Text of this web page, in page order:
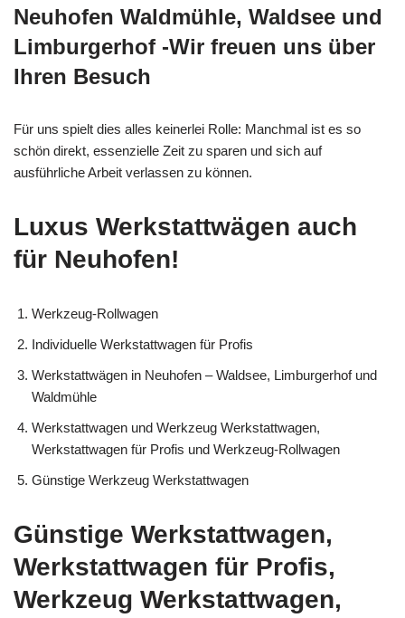
Neuhofen Waldmühle, Waldsee und
Limburgerhof -Wir freuen uns über
Ihren Besuch
Für uns spielt dies alles keinerlei Rolle: Manchmal ist es so
schön direkt, essenzielle Zeit zu sparen und sich auf
ausführliche Arbeit verlassen zu können.
Luxus Werkstattwägen auch
für Neuhofen!
Werkzeug-Rollwagen
Individuelle Werkstattwagen für Profis
Werkstattwägen in Neuhofen – Waldsee, Limburgerhof und
Waldmühle
Werkstattwagen und Werkzeug Werkstattwagen,
Werkstattwagen für Profis und Werkzeug-Rollwagen
Günstige Werkzeug Werkstattwagen
Günstige Werkstattwagen,
Werkstattwagen für Profis,
Werkzeug Werkstattwagen,